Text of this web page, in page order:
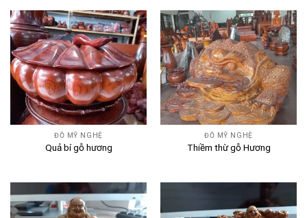
ĐỒ MỸ NGHỆ
Quả bí gỗ hương
ĐỒ MỸ NGHỆ
Thiềm thừ gỗ Hương